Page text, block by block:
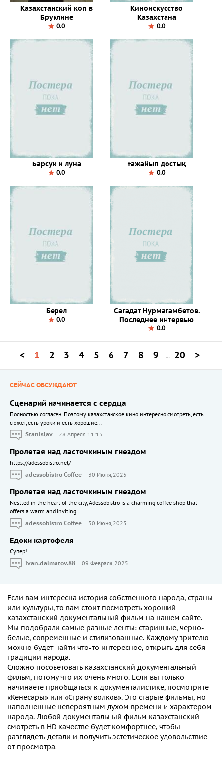
Казахстанский коп в
Бруклине
0.0
Киноискусство
Казахстана
0.0
Барсук и луна
0.0
Ғажайып достық
0.0
Берел
0.0
Сагадат Нурмагамбетов.
Последнее интервью
0.0
< 1 2 3 4 5 6 7 8 9 ... 20 >
СЕЙЧАС ОБСУЖДАЮТ
Сценарий начинается с сердца
Полностью согласен. Поэтому казахстанское кино интересно смотреть, есть
сюжет, есть уроки и есть хорошие...
Stanislav
28 Апреля 11:13
Пролетая над ласточкиным гнездом
https://adessobistro.net/
adessobistro Coffee
30 Июня, 2025
Пролетая над ласточкиным гнездом
Nestled in the heart of the city, Adessobistro is a charming coffee shop that
offers a warm and inviting...
adessobistro Coffee
30 Июня, 2025
Едоки картофеля
Cупер!
ivan.dalmatov.88
09 Февраля, 2025
Если вам интересна история собственного народа, страны
или культуры, то вам стоит посмотреть хороший
казахстанский документальный фильм на нашем сайте.
Мы подобрали самые разные ленты: старинные, черно-
белые, современные и стилизованные. Каждому зрителю
можно будет найти что-то интересное, открыть для себя
традиции народа.
Сложно посоветовать казахстанский документальный
фильм, потому что их очень много. Если вы только
начинаете приобщаться к документалистике, посмотрите
«Кенесары» или «Страну волков». Это старые фильмы, но
наполненные невероятным духом времени и характером
народа. Любой документальный фильм казахстанский
смотреть в HD качестве будет комфортнее, чтобы
разглядеть детали и получить эстетическое удовольствие
от просмотра.